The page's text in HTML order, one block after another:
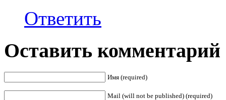
Ответить
Оставить комментарий
Имя (required)
Mail (will not be published) (required)